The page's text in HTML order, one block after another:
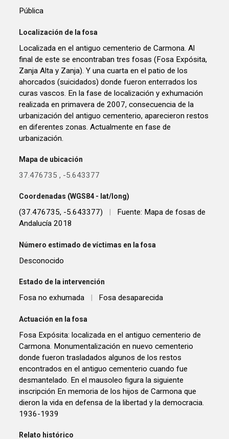
Pública
Localización de la fosa
Localizada en el antiguo cementerio de Carmona. Al
final de este se encontraban tres fosas (Fosa Expósita,
Zanja Alta y Zanja). Y una cuarta en el patio de los
ahorcados (suicidados) donde fueron enterrados los
curas vascos. En la fase de localización y exhumación
realizada en primavera de 2007, consecuencia de la
urbanización del antiguo cementerio, aparecieron restos
en diferentes zonas. Actualmente en fase de
urbanización.
Mapa de ubicación
37.476735 , -5.643377
Coordenadas (WGS84 - lat/long)
(37.476735, -5.643377)
Fuente: Mapa de fosas de
Andalucía 2018
Número estimado de víctimas en la fosa
Desconocido
Estado de la intervención
Fosa no exhumada | Fosa desaparecida
Actuación en la fosa
Fosa Expósita: localizada en el antiguo cementerio de
Carmona. Monumentalización en nuevo cementerio
donde fueron trasladados algunos de los restos
encontrados en el antiguo cementerio cuando fue
desmantelado. En el mausoleo figura la siguiente
inscripción En memoria de los hijos de Carmona que
dieron la vida en defensa de la libertad y la democracia.
1936-1939
Relato histórico